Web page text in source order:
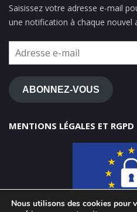
Saisissez votre adresse e-mail
une notification à chaque nouvel
Adresse
e-
mail
ABONNEZ-VOUS
MENTIONS LÉGALES ET RGPD
Nous utilisons des cookies pour